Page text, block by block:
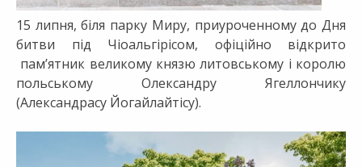
15 липня, біля парку Миру, приуроченному до Дня
битви під Чіоальгірісом, офіційно відкрито
пам’ятник великому князю литовському і королю
польському Олександру Ягеллончику
(Александрасу Йогайлайтісу).